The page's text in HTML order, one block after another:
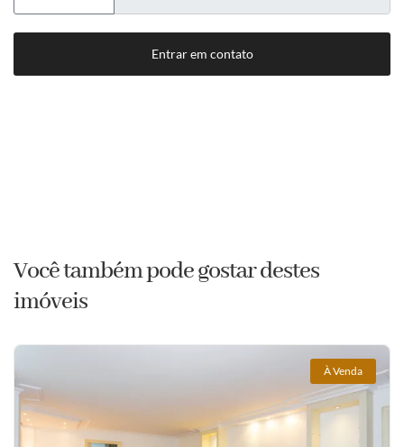
Entrar em contato
Você também pode gostar destes
imóveis
À Venda